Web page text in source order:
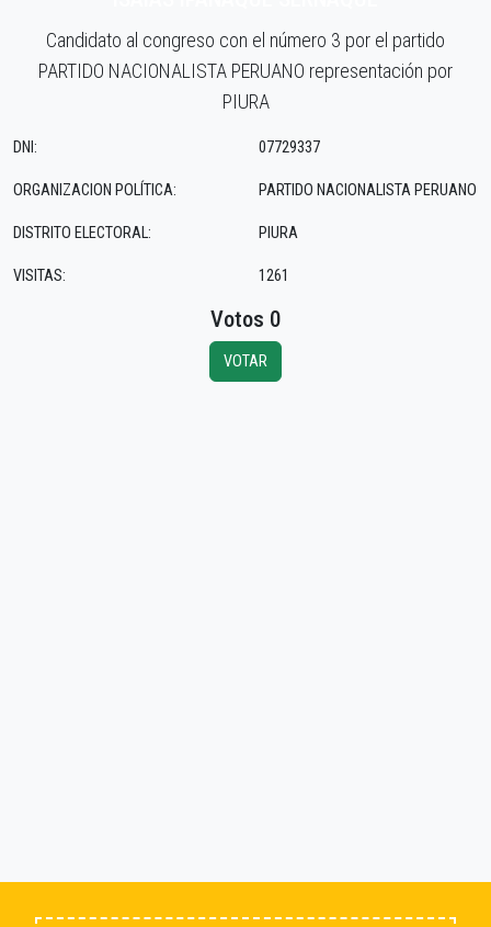
Candidato al congreso con el número 3 por el partido
PARTIDO NACIONALISTA PERUANO representación por
PIURA
DNI:
ORGANIZACION POLÍTICA:
DISTRITO ELECTORAL:
VISITAS:
07729337
PARTIDO NACIONALISTA PERUANO
PIURA
1261
Votos 0
VOTAR